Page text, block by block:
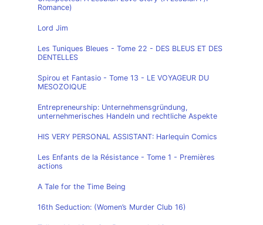
Romance)
Lord Jim
Les Tuniques Bleues - Tome 22 - DES BLEUS ET DES
DENTELLES
Spirou et Fantasio - Tome 13 - LE VOYAGEUR DU
MESOZOIQUE
Entrepreneurship: Unternehmensgründung,
unternehmerisches Handeln und rechtliche Aspekte
HIS VERY PERSONAL ASSISTANT: Harlequin Comics
Les Enfants de la Résistance - Tome 1 - Premières
actions
A Tale for the Time Being
16th Seduction: (Women’s Murder Club 16)